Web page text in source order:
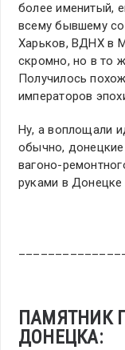
более именитый,
всему бывшему
Харьков, ВДНХ в
скромно, но в то
Получилось
императоров
Ну, а воплощали
обычно,
вагоно-
руками в
ПАМЯТНИК
ДОНЕЦКА: